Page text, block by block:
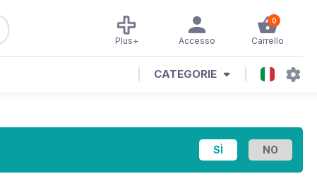
0
Carrello
Accesso
Plus+
CATEGORIE